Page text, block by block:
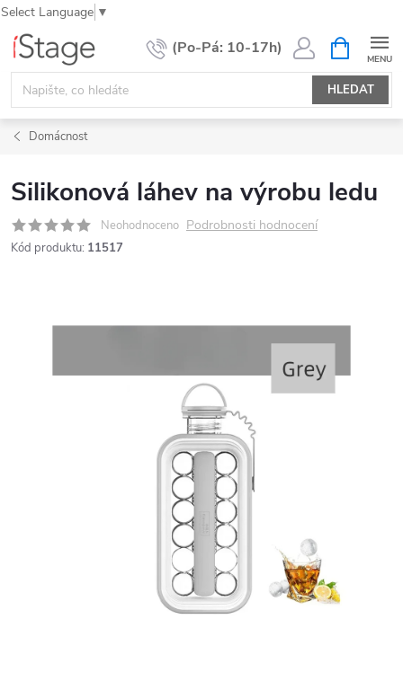
Select Language ▼
Přejít
obsah
HLEDAT
NÁKUPNÍ
KOŠÍK
Domácnost
Silikonová láhev na výrobu ledu
Neohodnoceno Podrobnosti hodnocení
Kód produktu: 11517